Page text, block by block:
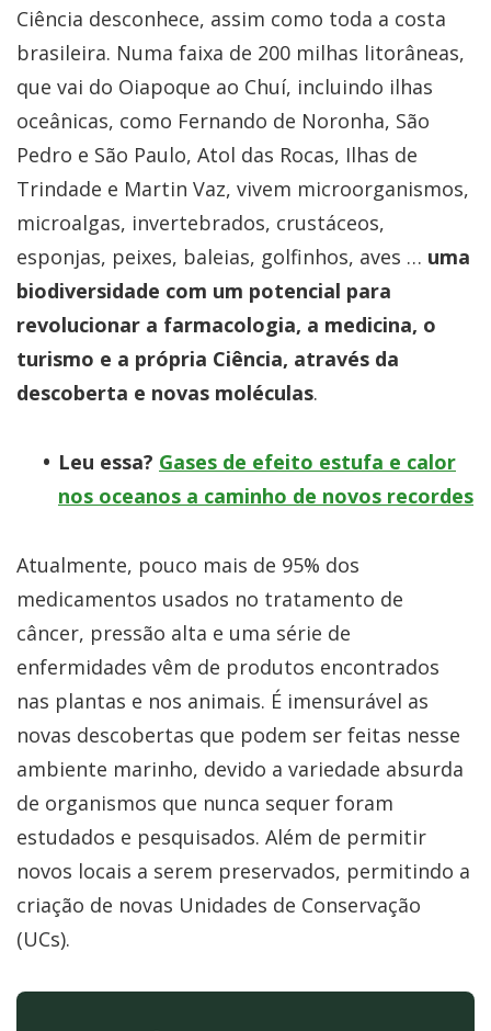
Ciência desconhece, assim como toda a costa
brasileira. Numa faixa de 200 milhas litorâneas,
que vai do Oiapoque ao Chuí, incluindo ilhas
oceânicas, como Fernando de Noronha, São
Pedro e São Paulo, Atol das Rocas, Ilhas de
Trindade e Martin Vaz, vivem microorganismos,
microalgas, invertebrados, crustáceos,
esponjas, peixes, baleias, golfinhos, aves … uma
biodiversidade com um potencial para
revolucionar a farmacologia, a medicina, o
turismo e a própria Ciência, através da
descoberta e novas moléculas.
Leu essa? Gases de efeito estufa e calor
nos oceanos a caminho de novos recordes
Atualmente, pouco mais de 95% dos
medicamentos usados no tratamento de
câncer, pressão alta e uma série de
enfermidades vêm de produtos encontrados
nas plantas e nos animais. É imensurável as
novas descobertas que podem ser feitas nesse
ambiente marinho, devido a variedade absurda
de organismos que nunca sequer foram
estudados e pesquisados. Além de permitir
novos locais a serem preservados, permitindo a
criação de novas Unidades de Conservação
(UCs).